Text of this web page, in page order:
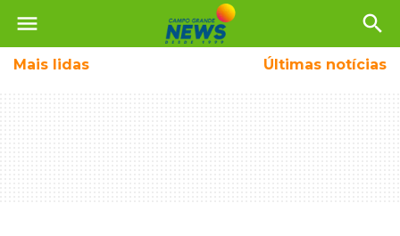
menu search
Mais lidas Últimas notícias